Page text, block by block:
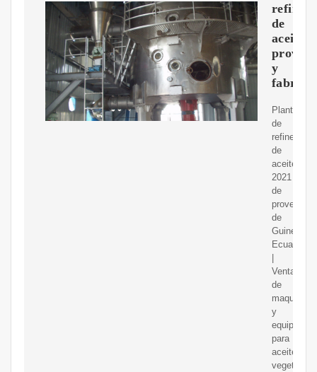
de
aceite
y
Planta
de
refinería
de
aceite
2021
de
de
Guinea
Ecuatorial
Venta
de
maquinaria
y
equipo
para
aceite
vegetal.